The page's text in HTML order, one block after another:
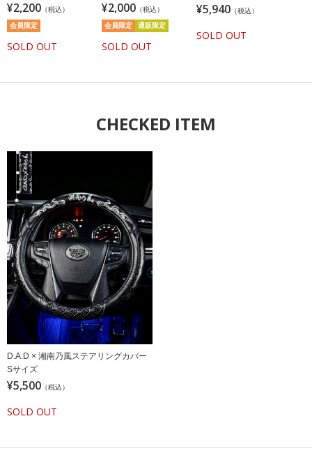
STAR OF ANGELタオル/
ブラック
¥2,200 （税込）
会員限定
SOLD OUT
念湘南乃風タオル／ブラ
ック
¥2,000 （税込）
会員限定 通販限定
SOLD OUT
¥5,940 （税込）
SOLD OUT
CHECKED ITEM
D.A.D × 湘南乃風ステアリングカバー
Sサイズ
¥5,500 （税込）
SOLD OUT